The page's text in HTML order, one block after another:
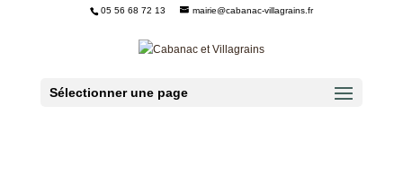
05 56 68 72 13 mairie@cabanac-villagrains.fr
Sélectionner une page